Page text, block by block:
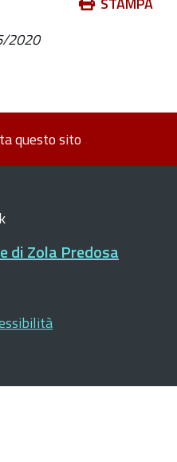
2020
questo sito
di Zola Predosa